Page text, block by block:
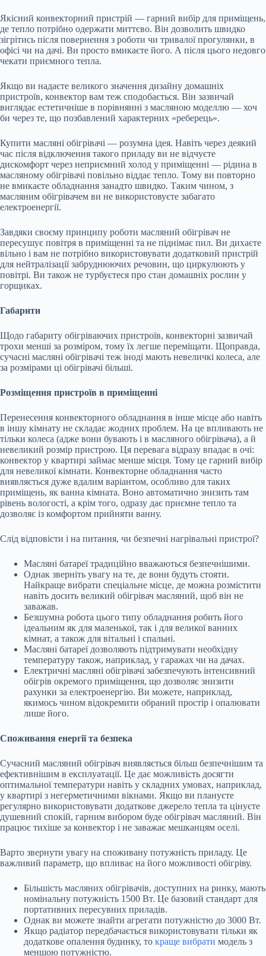
Якісний конвекторний пристрій — гарний вибір для приміщень,
де тепло потрібно одержати миттєво. Він дозволить швидко
зігрітись після повернення з роботи чи тривалої прогулянки, в
офісі чи на дачі. Ви просто вмикаєте його. А після цього недовго
чекати приємного тепла.
Якщо ви надаєте великого значення дизайну домашніх
пристроїв, конвектор вам теж сподобається. Він зазвичай
виглядає естетичніше в порівнянні з масляною моделлю — хоч
би через те, що позбавлений характерних «реберець».
Купити масляні обігрівачі — розумна ідея. Навіть через деякий
час після відключення такого приладу ви не відчуєте
дискомфорт через неприємний холод у приміщенні — рідина в
масляному обігрівачі повільно віддає тепло. Тому ви повторно
не вмикаєте обладнання занадто швидко. Таким чином, з
масляним обігрівачем ви не використовуєте забагато
електроенергії.
Завдяки своєму принципу роботи масляний обігрівач не
пересушує повітря в приміщенні та не піднімає пил. Ви дихаєте
вільно і вам не потрібно використовувати додатковий пристрій
для нейтралізації забруднюючих речовин, що циркулюють у
повітрі. Ви також не турбуєтеся про стан домашніх рослин у
горщиках.
Габарити
Щодо габариту обігріваючих пристроїв, конвекторні зазвичай
трохи менші за розміром, тому їх легше переміщати. Щоправда,
сучасні масляні обігрівачі теж іноді мають невеличкі колеса, але
за розмірами ці обігрівачі більші.
Розміщення пристроїв в приміщенні
Перенесення конвекторного обладнання в інше місце або навіть
в іншу кімнату не складає жодних проблем. На це впливають не
тільки колеса (адже вони бувають і в масляного обігрівача), а й
невеликий розмір пристрою. Ця перевага відразу впадає в очі:
конвектор у квартирі займає менше місця. Тому це гарний вибір
для невеликої кімнати. Конвекторне обладнання часто
виявляється дуже вдалим варіантом, особливо для таких
приміщень, як ванна кімната. Воно автоматично знизить там
рівень вологості, а крім того, одразу дає приємне тепло та
дозволяє із комфортом прийняти ванну.
Слід відповісти і на питання, чи безпечні нагрівальні пристрої?
Масляні батареї традиційно вважаються безпечнішими.
Однак зверніть увагу на те, де вони будуть стояти.
Найкраще вибрати спеціальне місце, де можна розмістити
навіть досить великий обігрівач масляний, щоб він не
заважав.
Безшумна робота цього типу обладнання робить його
ідеальним як для маленької, так і для великої ванних
кімнат, а також для вітальні і спальні.
Масляні батареї дозволяють підтримувати необхідну
температуру також, наприклад, у гаражах чи на дачах.
Електричні масляні обігрівачі забезпечують інтенсивний
обігрів окремого приміщення, що дозволяє знизити
рахунки за електроенергію. Ви можете, наприклад,
якимось чином відокремити обраний простір і опалювати
лише його.
Споживання енергії та безпека
Сучасний масляний обігрівач виявляється більш безпечнішим та
ефективнішим в експлуатації. Це дає можливість досягти
оптимальної температури навіть у складних умовах, наприклад,
у квартирі з негерметичними вікнами. Якщо ви плануєте
регулярно використовувати додаткове джерело тепла та цінуєте
душевний спокій, гарним вибором буде обігрівач масляний. Він
працює тихіше за конвектор і не заважає мешканцям оселі.
Варто звернути увагу на споживану потужність приладу. Це
важливий параметр, що впливає на його можливості обігріву.
Більшість масляних обігрівачів, доступних на ринку, мають
номінальну потужність 1500 Вт. Це базовий стандарт для
портативних пересувних приладів.
Однак ви можете знайти агрегати потужністю до 3000 Вт.
Якщо радіатор передбачається використовувати тільки як
додаткове опалення будинку, то краще вибрати модель з
меншою потужністю.